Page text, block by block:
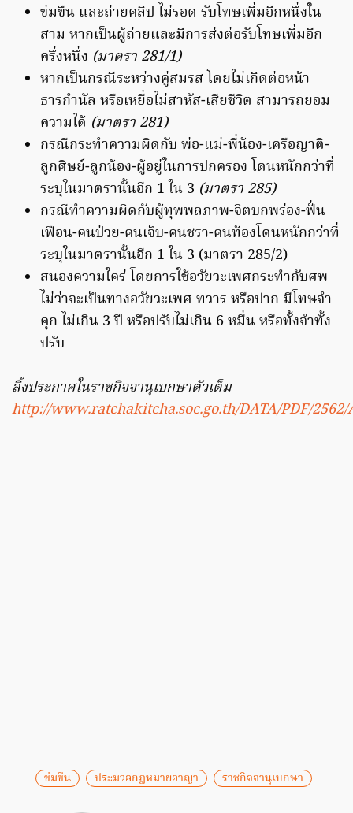
ข่มขืน และถ่ายคลิป ไม่รอด รับโทษเพิ่มอีกหนึ่งใน
สาม หากเป็นผู้ถ่ายและมีการส่งต่อรับโทษเพิ่มอีก
ครึ่งหนึ่ง (มาตรา 281/1)
หากเป็นกรณีระหว่างคู่สมรส โดยไม่เกิดต่อหน้า
ธารกำนัล หรือเหยื่อไม่สาหัส-เสียชีวิต สามารถยอม
ความได้ (มาตรา 281)
กรณีกระทำความผิดกับ พ่อ-แม่-พี่น้อง-เครือญาติ-
ลูกศิษย์-ลูกน้อง-ผู้อยู่ในการปกครอง โดนหนักกว่าที่
ระบุในมาตรานั้นอีก 1 ใน 3 (มาตรา 285)
กรณีทำความผิดกับผู้ทุพพลภาพ-จิตบกพร่อง-ฟั่น
เฟือน-คนป่วย-คนเจ็บ-คนชรา-คนท้องโดนหนักกว่าที่
ระบุในมาตรานั้นอีก 1 ใน 3 (มาตรา 285/2)
สนองความใคร่ โดยการใช้อวัยวะเพศกระทำกับศพ
ไม่ว่าจะเป็นทางอวัยวะเพศ ทวาร หรือปาก มีโทษจำ
คุก ไม่เกิน 3 ปี หรือปรับไม่เกิน 6 หมื่น หรือทั้งจำทั้ง
ปรับ
ลิ้งประกาศในราชกิจจานุเบกษาตัวเต็ม
http://www.ratchakitcha.soc.go.th/DATA/PDF/2562/
ข่มขืน ประมวลกฎหมายอาญา ราชกิจจานุเบกษา